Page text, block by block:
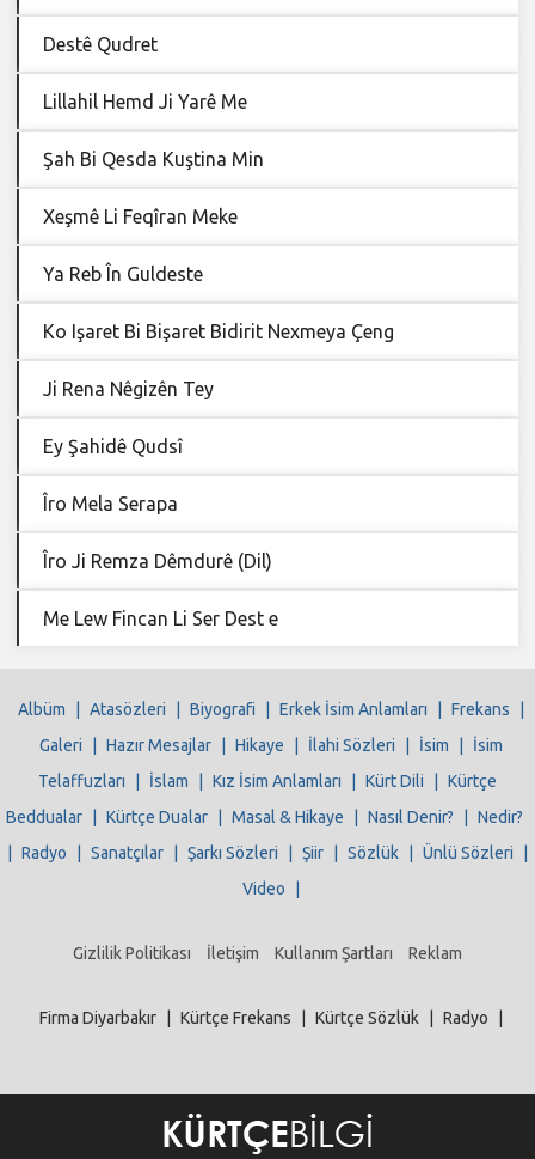
Destê Qudret
Lillahil Hemd Ji Yarê Me
Şah Bi Qesda Kuştina Min
Xeşmê Li Feqîran Meke
Ya Reb În Guldeste
Ko Işaret Bi Bişaret Bidirit Nexmeya Çeng
Ji Rena Nêgizên Tey
Ey Şahidê Qudsî
Îro Mela Serapa
Îro Ji Remza Dêmdurê (Dil)
Me Lew Fincan Li Ser Dest e
Albüm Atasözleri Biyografi Erkek İsim Anlamları Frekans
Galeri
Hazır Mesajlar Hikaye İlahi Sözleri İsim
İsim
Telaffuzları
İslam Kız İsim Anlamları Kürt Dili
Kürtçe
Beddualar
Kürtçe Dualar Masal & Hikaye Nasıl Denir?
Nedir?
Radyo Sanatçılar Şarkı Sözleri Şiir Sözlük Ünlü Sözleri
Video
Gizlilik Politikası İletişim Kullanım Şartları Reklam
Firma Diyarbakır Kürtçe Frekans Kürtçe Sözlük Radyo